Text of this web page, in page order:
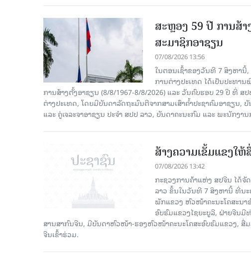
ສະຫຼອງ 59 ປີ ການສ້າ
ສະມາຊິກອາຊຽນ
07/08/2026 13:56
ໃນຕອນເຊົ້າຂອງວັນທີ 7 ສິງຫາ
ການຕ່າງປະເທດ ໄດ້ເປັນປະທາ
ການສ້າງຕັ້ງອາຊຽນ (8/8/1967-8/8/2026) ແລະ ວັນຄົບຮອບ 29 ປີ ທີ່ ສ
ຕ່າງປະເທດ, ໂດຍມີບັນດາລັດຖະມົນຕີຈາກສາມເສົາຄໍ້າປະຊາຄົມອາຊຽນ
ແລະ ຄູ່ເຈລະຈາອາຊຽນ ປະຈຳ ສປປ ລາວ, ບັນດາຄະນະກົມ ແລະ ພະນັກງ
ສ້າງຄວາມເຂັ້ມແຂງໃ
07/08/2026 13:42
ກະຊວງການຄ້າແຫ່ງ ສປຈີນ ໄດ້
ລາວ ຂຶ້ນໃນວັນທີ 7 ສິງຫານີ້ ທີ່ນ
ພັກແຂວງ ຫົວໜ້າຄະນະໂຄສະນ
ອົບຮົມແຂວງໄຊຍະບູລີ, ຝ່າຍຈີນ
ສານສາກົນຈີນ, ມີບັນດາຫົວໜ້າ-ຮອງຫົວໜ້າຄະນະໂຄສະອົບຮົມແຂວງ,
ຈີນເຂົ້າຮ່ວມ.